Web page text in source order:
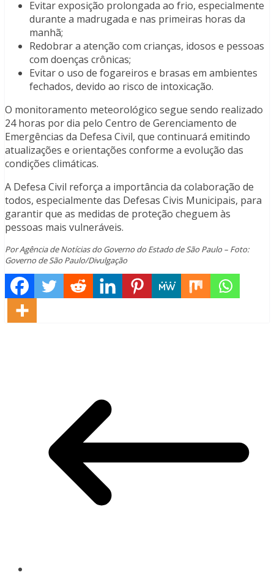
Evitar exposição prolongada ao frio, especialmente
durante a madrugada e nas primeiras horas da
manhã;
Redobrar a atenção com crianças, idosos e pessoas
com doenças crônicas;
Evitar o uso de fogareiros e brasas em ambientes
fechados, devido ao risco de intoxicação.
O monitoramento meteorológico segue sendo realizado
24 horas por dia pelo Centro de Gerenciamento de
Emergências da Defesa Civil, que continuará emitindo
atualizações e orientações conforme a evolução das
condições climáticas.
A Defesa Civil reforça a importância da colaboração de
todos, especialmente das Defesas Civis Municipais, para
garantir que as medidas de proteção cheguem às
pessoas mais vulneráveis.
Por Agência de Notícias do Governo do Estado de São Paulo – Foto:
Governo de São Paulo/Divulgação